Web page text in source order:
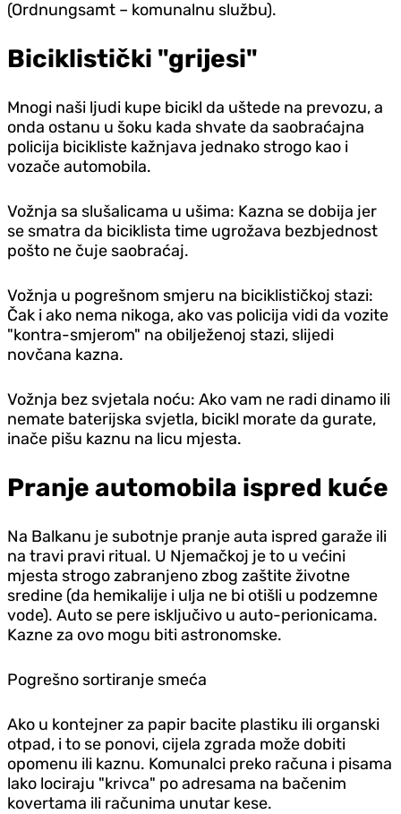
(Ordnungsamt – komunalnu službu).
Biciklistički "grijesi"
Mnogi naši ljudi kupe bicikl da uštede na prevozu, a
onda ostanu u šoku kada shvate da saobraćajna
policija bicikliste kažnjava jednako strogo kao i
vozače automobila.
Vožnja sa slušalicama u ušima: Kazna se dobija jer
se smatra da biciklista time ugrožava bezbjednost
pošto ne čuje saobraćaj.
Vožnja u pogrešnom smjeru na biciklističkoj stazi:
Čak i ako nema nikoga, ako vas policija vidi da vozite
"kontra-smjerom" na obilježenoj stazi, slijedi
novčana kazna.
Vožnja bez svjetala noću: Ako vam ne radi dinamo ili
nemate baterijska svjetla, bicikl morate da gurate,
inače pišu kaznu na licu mjesta.
Pranje automobila ispred kuće
Na Balkanu je subotnje pranje auta ispred garaže ili
na travi pravi ritual. U Njemačkoj je to u većini
mjesta strogo zabranjeno zbog zaštite životne
sredine (da hemikalije i ulja ne bi otišli u podzemne
vode). Auto se pere isključivo u auto-perionicama.
Kazne za ovo mogu biti astronomske.
Pogrešno sortiranje smeća
Ako u kontejner za papir bacite plastiku ili organski
otpad, i to se ponovi, cijela zgrada može dobiti
opomenu ili kaznu. Komunalci preko računa i pisama
lako lociraju "krivca" po adresama na bačenim
kovertama ili računima unutar kese.